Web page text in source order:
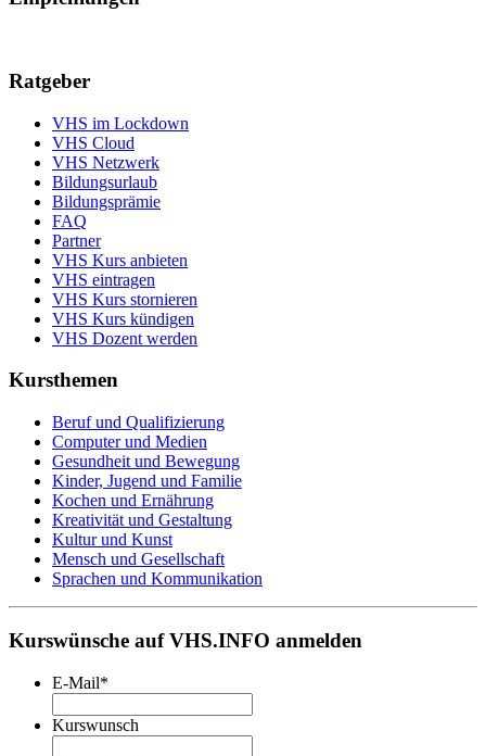
Ratgeber
VHS im Lockdown
VHS Cloud
VHS Netzwerk
Bildungsurlaub
Bildungsprämie
FAQ
Partner
VHS Kurs anbieten
VHS eintragen
VHS Kurs stornieren
VHS Kurs kündigen
VHS Dozent werden
Kursthemen
Beruf und Qualifizierung
Computer und Medien
Gesundheit und Bewegung
Kinder, Jugend und Familie
Kochen und Ernährung
Kreativität und Gestaltung
Kultur und Kunst
Mensch und Gesellschaft
Sprachen und Kommunikation
Kurswünsche auf VHS.INFO anmelden
E-Mail*
Kurswunsch